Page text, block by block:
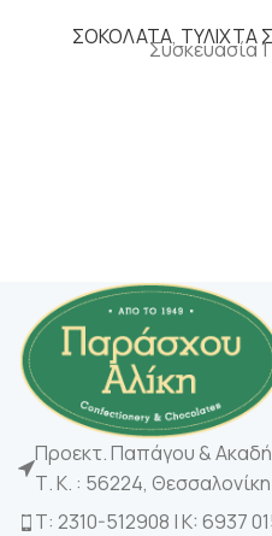
ΣΟΚΟΛΑΤΑ, ΤΥΛΙΧΤΑ
Συσκευασία 1
Προεκτ. Παπάγου &
Τ. Κ. : 56224, Θεσσαλονίκη
Τ: 2310-512908 | K: 6937